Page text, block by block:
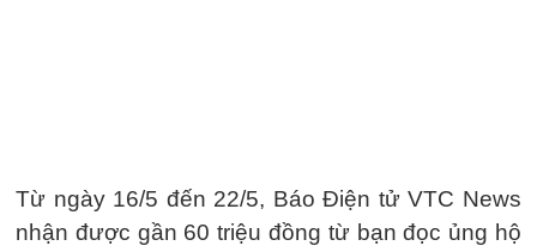
Từ ngày 16/5 đến 22/5, Báo Điện tử VTC News
nhận được gần 60 triệu đồng từ bạn đọc ủng hộ